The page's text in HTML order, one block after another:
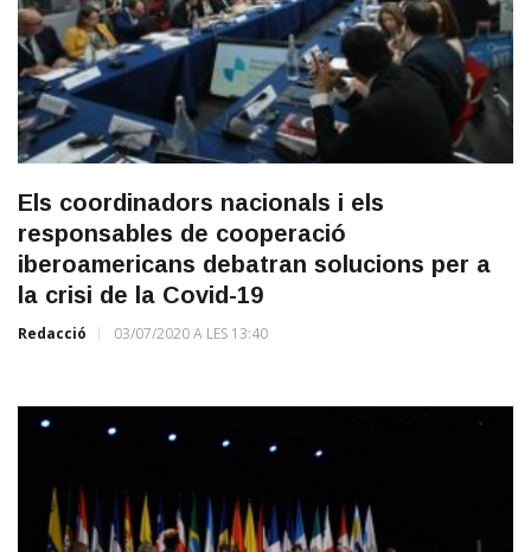
Els coordinadors nacionals i els
responsables de cooperació
iberoamericans debatran solucions per a
la crisi de la Covid-19
Redacció 03/07/2020 A LES 13:40